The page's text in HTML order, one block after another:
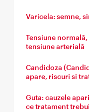
Varicela: semne,
Tensiune
tensiune arterială
Candidoza
apare, riscuri si
Guta: cauzele
ce tratament